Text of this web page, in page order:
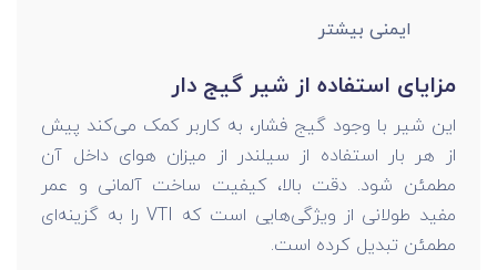
ایمنی بیشتر
مزایای استفاده از شیر گیج دار
این شیر با وجود گیج فشار، به کاربر کمک می‌کند پیش
از هر بار استفاده از سیلندر از میزان هوای داخل آن
مطمئن شود. دقت بالا، کیفیت ساخت آلمانی و عمر
مفید طولانی از ویژگی‌هایی است که VTI را به گزینه‌ای
مطمئن تبدیل کرده است.